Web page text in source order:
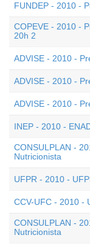
FUNDEP - 2010 -
COPEVE - 2010 -
20h 2
ADVISE - 2010 -
ADVISE - 2010 -
ADVISE - 2010 -
INEP - 2010 -
CONSULPLAN -
Nutricionista
UFPR - 2010 -
CCV-UFC - 2010 -
CONSULPLAN -
Nutricionista